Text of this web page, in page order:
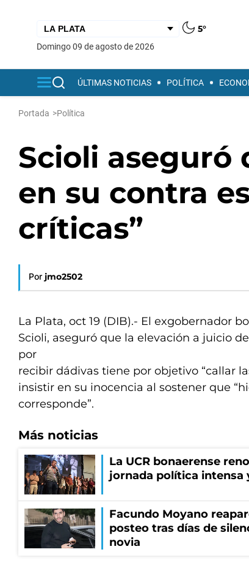
5°
domingo 09 de agosto de 2026
ÚLTIMAS NOTICIAS POLÍTICA
Portada >Política
Scioli aseguró
en su contra
críticas”
Por jmo2502
La Plata, oct 19 (DIB).- El exgobernador
Scioli, aseguró que la elevación a juicio
por
recibir dádivas tiene por objetivo “callar
insistir en su inocencia al sostener que
corresponde”.
Más noticias
La UCR bonaerense
jornada política intensa
Facundo Moyano
posteo tras días de
novia